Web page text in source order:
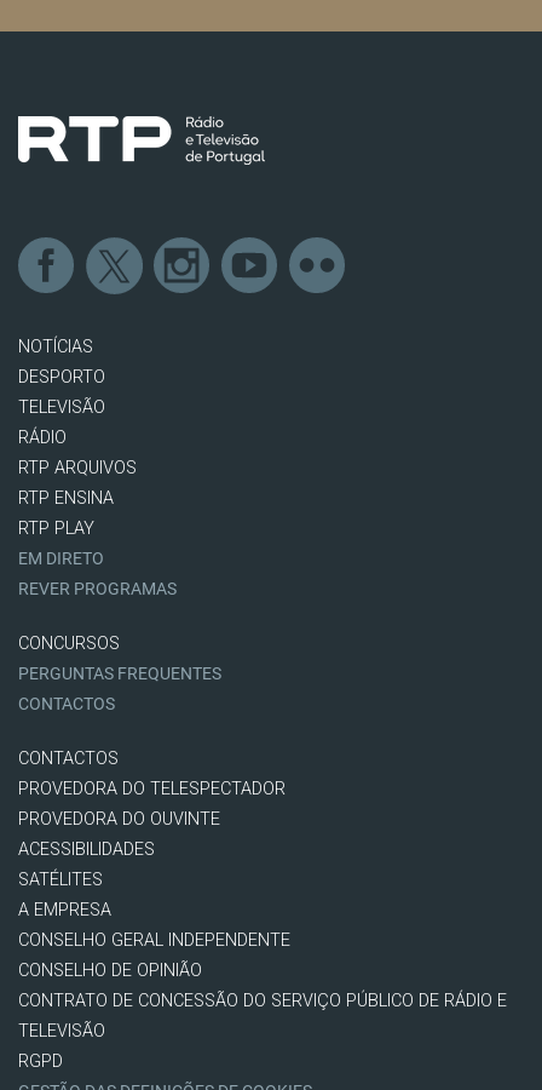
NOTÍCIAS
DESPORTO
TELEVISÃO
RÁDIO
RTP ARQUIVOS
RTP ENSINA
RTP PLAY
EM DIRETO
REVER PROGRAMAS
CONCURSOS
PERGUNTAS FREQUENTES
CONTACTOS
CONTACTOS
PROVEDORA DO TELESPECTADOR
PROVEDORA DO OUVINTE
ACESSIBILIDADES
SATÉLITES
A EMPRESA
CONSELHO GERAL INDEPENDENTE
CONSELHO DE OPINIÃO
CONTRATO DE CONCESSÃO DO SERVIÇO PÚBLICO DE RÁDIO E
TELEVISÃO
RGPD